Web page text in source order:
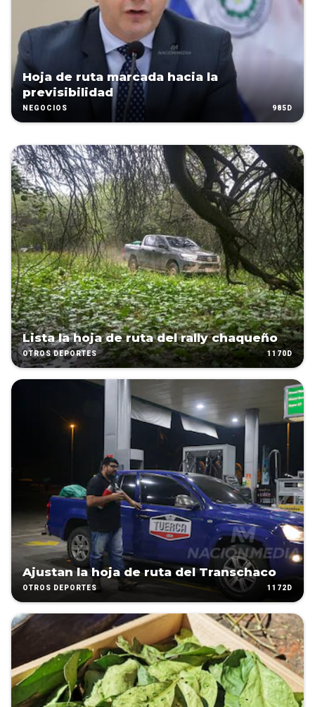
Hoja de ruta marcada hacia la
previsibilidad
NEGOCIOS 985D
Lista la hoja de ruta del rally chaqueño
OTROS DEPORTES 1170D
Ajustan la hoja de ruta del Transchaco
OTROS DEPORTES 1172D